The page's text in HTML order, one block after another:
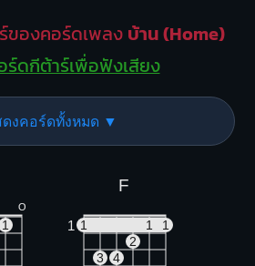
ของคอร์ดเพลง บ้าน (Home)
ดกีต้าร์เพื่อฟังเสียง
ดงคอร์ดทั้งหมด ▼
O
1
F
1 1 1
1
2
3
4